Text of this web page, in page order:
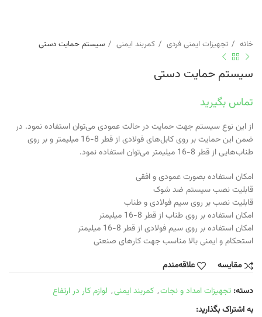
خانه تجهیزات ایمنی فردی کمربند ایمنی سیستم حمایت دستی
سیستم حمایت دستی
تماس بگیرید
از این نوع سیستم جهت حمایت در حالت عمودی می‌توان استفاده نمود. در
ضمن این حمایت بر روی کابل‌های فولادی از قطر 8-16 میلیمتر و بر روی
طناب‌هایی از قطر 8-16 میلیمتر می‌توان استفاده نمود.
امکان استفاده بصورت عمودی و افقی
قابلیت نصب سیستم ضد شوک
قابلیت نصب بر روی سیم فولادی و طناب
امکان استفاده بر روی طناب از قطر 8-16 میلیمتر
امکان استفاده بر روی سیم فولادی از قطر 8-16 میلیمتر
استحکام و ایمنی بالا مناسب جهت کارهای صنعتی
مقایسه
علاقه‌مندم
دسته: تجهیزات امداد و نجات, کمربند ایمنی, لوازم کار در ارتفاع
به اشتراک بگذارید: